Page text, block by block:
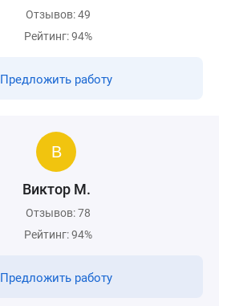
Отзывов: 49
Рейтинг: 94%
Предложить работу
Виктор М.
Отзывов: 78
Рейтинг: 94%
Предложить работу